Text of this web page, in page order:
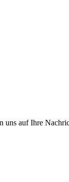
uns auf Ihre